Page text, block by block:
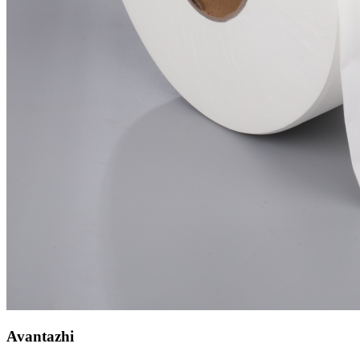
Avantazhi